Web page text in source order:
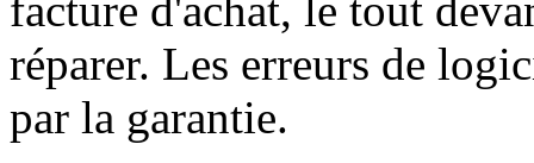
réparer. Les erreurs de
par la garantie.